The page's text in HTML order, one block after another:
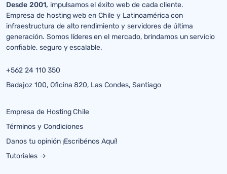
Desde 2001, impulsamos el éxito web de cada cliente.
Empresa de hosting web en Chile y Latinoamérica con
infraestructura de alto rendimiento y servidores de última
generación. Somos líderes en el mercado, brindamos un servicio
confiable, seguro y escalable.
+562 24 110 350
Badajoz 100, Oficina 820, Las Condes, Santiago
Empresa de Hosting Chile
Términos y Condiciones
Danos tu opinión ¡Escribénos Aquí!
Tutoriales →